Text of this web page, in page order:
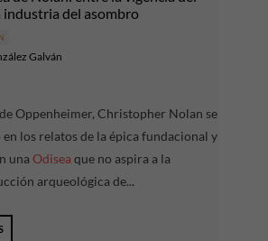
industria del asombro
Galván
Oppenheimer, Christopher Nolan se
en los relatos de la épica fundacional y
una Odisea que no aspira a la
arqueológica de...